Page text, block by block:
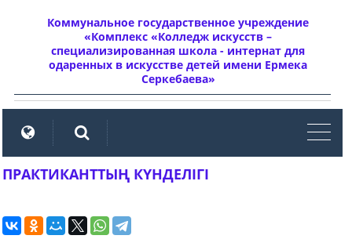
Коммунальное государственное учреждение
«Комплекс «Колледж искусств –
специализированная школа - интернат для
одаренных в искусстве детей имени Ермека
Серкебаева»
ПРАКТИКАНТТЫҢ КҮНДЕЛІГІ